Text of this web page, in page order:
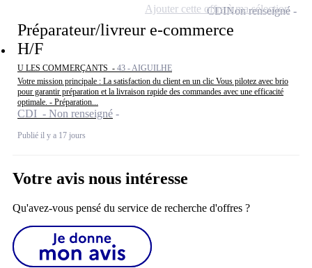
Préparateur/livreur e-commerce
H/F
U LES COMMERÇANTS - 43 - AIGUILHE
Votre mission principale : La satisfaction du client en un clic Vous pilotez avec brio
pour garantir préparation et la livraison rapide des commandes avec une efficacité
optimale. - Préparation...
CDI - Non renseigné
Publié il y a 17 jours
CDINon renseigné
Ajouter cette offre à ma sélection
Votre avis nous intéresse
Qu'avez-vous pensé du service de recherche d'offres ?